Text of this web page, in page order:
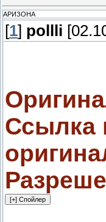
АРИЗОНА
[1] pollli
Ссылка